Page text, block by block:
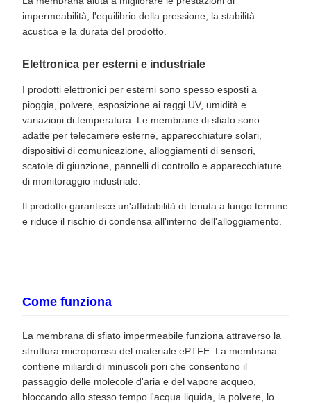
impermeabilità, l'equilibrio della pressione, la stabilità
acustica e la durata del prodotto.
Elettronica per esterni e industriale
I prodotti elettronici per esterni sono spesso esposti a
pioggia, polvere, esposizione ai raggi UV, umidità e
variazioni di temperatura. Le membrane di sfiato sono
adatte per telecamere esterne, apparecchiature solari,
dispositivi di comunicazione, alloggiamenti di sensori,
scatole di giunzione, pannelli di controllo e apparecchiature
di monitoraggio industriale.
Il prodotto garantisce un'affidabilità di tenuta a lungo termine
e riduce il rischio di condensa all'interno dell'alloggiamento.
Come funziona
La membrana di sfiato impermeabile funziona attraverso la
struttura microporosa del materiale ePTFE. La membrana
contiene miliardi di minuscoli pori che consentono il
passaggio delle molecole d'aria e del vapore acqueo,
bloccando allo stesso tempo l'acqua liquida, la polvere, lo